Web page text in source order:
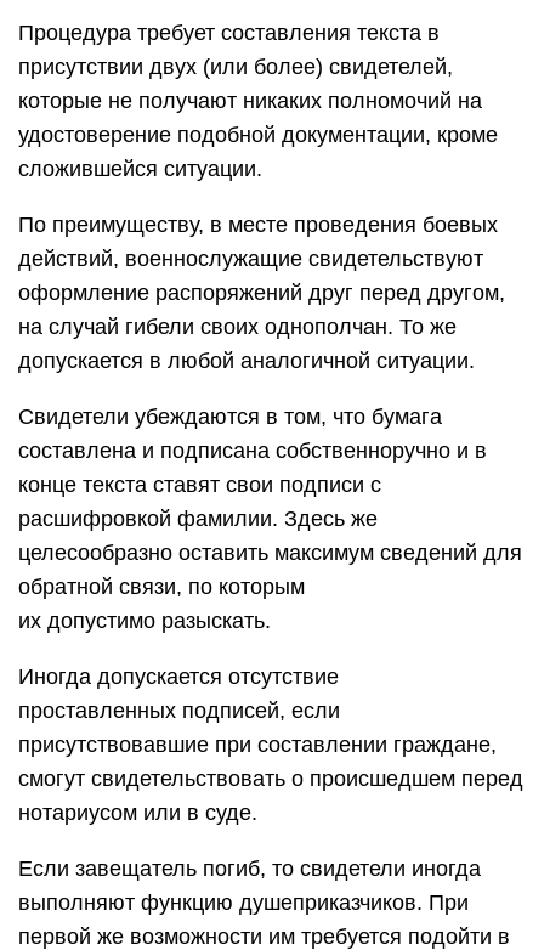
Процедура требует составления текста в
присутствии двух (или более) свидетелей,
которые не получают никаких полномочий на
удостоверение подобной документации, кроме
сложившейся ситуации.
По преимуществу, в месте проведения боевых
действий, военнослужащие свидетельствуют
оформление распоряжений друг перед другом,
на случай гибели своих однополчан. То же
допускается в любой аналогичной ситуации.
Свидетели убеждаются в том, что бумага
составлена и подписана собственноручно и в
конце текста ставят свои подписи с
расшифровкой фамилии. Здесь же
целесообразно оставить максимум сведений для
обратной связи, по которым
их допустимо разыскать.
Иногда допускается отсутствие
проставленных подписей, если
присутствовавшие при составлении граждане,
смогут свидетельствовать о происшедшем перед
нотариусом или в суде.
Если завещатель погиб, то свидетели иногда
выполняют функцию душеприказчиков. При
первой же возможности им требуется подойти в